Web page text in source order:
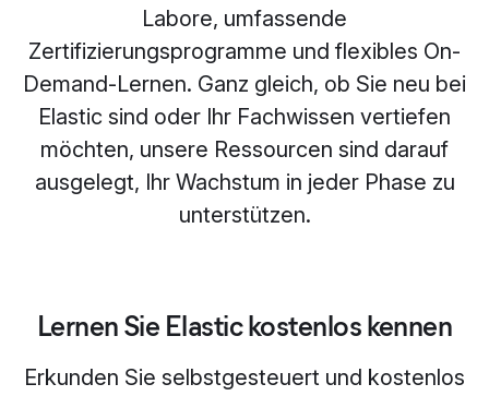
Labore, umfassende
Zertifizierungsprogramme und flexibles On-
Demand-Lernen. Ganz gleich, ob Sie neu bei
Elastic sind oder Ihr Fachwissen vertiefen
möchten, unsere Ressourcen sind darauf
ausgelegt, Ihr Wachstum in jeder Phase zu
unterstützen.
Lernen Sie Elastic kostenlos kennen
Erkunden Sie selbstgesteuert und kostenlos